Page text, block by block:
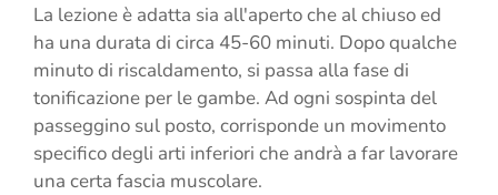
La lezione è adatta sia all'aperto che al chiuso ed
ha una durata di circa 45-60 minuti. Dopo qualche
minuto di riscaldamento, si passa alla fase di
tonificazione per le gambe. Ad ogni sospinta del
passeggino sul posto, corrisponde un movimento
specifico degli arti inferiori che andrà a far lavorare
una certa fascia muscolare.